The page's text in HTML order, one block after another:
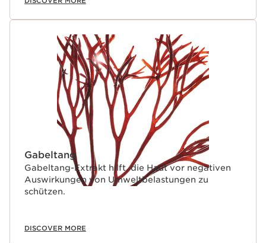
Gabeltang
Gabeltang-Extrakt hilft, die Haut vor negativen
Auswirkungen von Umweltbelastungen zu
schützen.
DISCOVER MORE